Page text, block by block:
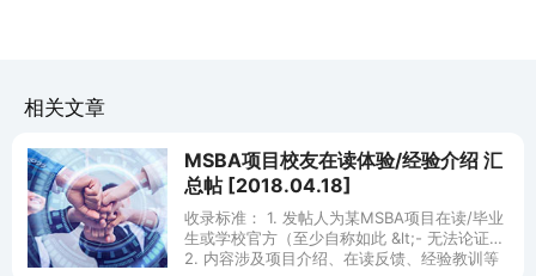
相关文章
MSBA项目校友在读体验/经验介绍 汇
总帖 [2018.04.18]
收录标准： 1. 发帖人为某MSBA项目在读/毕业
生或学校官方（至少自称如此 &lt;- 无法论证）
2. 内容涉及项目介绍、在读反馈、经验教训等